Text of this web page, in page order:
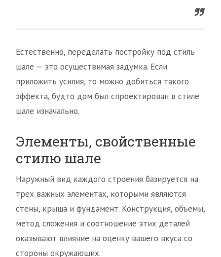
Естественно, переделать постройку под стиль
шале — это осуществимая задумка. Если
приложить усилия, то можно добиться такого
эффекта, будто дом был спроектирован в стиле
шале изначально.
Элементы, свойственные
стилю шале
Наружный вид каждого строения базируется на
трех важных элементах, которыми являются
стены, крыша и фундамент. Конструкция, объемы,
метод сложения и соотношение этих деталей
оказывают влияние на оценку вашего вкуса со
стороны окружающих.